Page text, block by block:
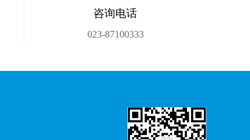
咨询电话
023-87100333